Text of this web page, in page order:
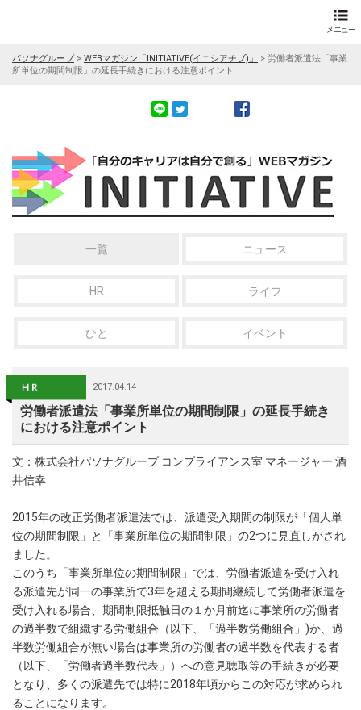
パソナグループ> WEBマガジン「INITIATIVE(イニシアチブ)」 > 労働者派遣法「事業
所単位の期間制限」の延長手続きにおける注意ポイント
一覧 ニュース
HR ライフ
ひと イベント
2017.04.14
労働者派遣法「事業所単位の期間制限」の延長手続き
における注意ポイント
文：株式会社パソナグループ コンプライアンス室 マネージャー 酒
井信幸
2015年の改正労働者派遣法では、派遣受入期間の制限が「個人単
位の期間制限」と「事業所単位の期間制限」の2つに見直しがされ
ました。
このうち「事業所単位の期間制限」では、労働者派遣を受け入れ
る派遣先が同一の事業所で3年を超える期間継続して労働者派遣を
受け入れる場合、期間制限抵触日の１か月前迄に事業所の労働者
の過半数で組織する労働組合（以下、「過半数労働組合」)か、過
半数労働組合が無い場合は事業所の労働者の過半数を代表する者
（以下、「労働者過半数代表」）への意見聴取等の手続きが必要
となり、多くの派遣先では特に2018年頃からこの対応が求められ
ることになります。